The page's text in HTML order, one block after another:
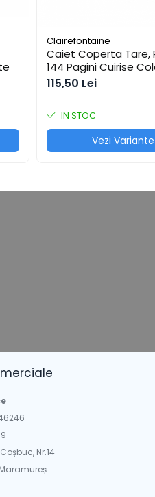
Clairefontaine
Caiet Coperta Tare,
144 Pagini Cuirise
115,50 Lei
IN STOC
Vezi Variante
Nr.14